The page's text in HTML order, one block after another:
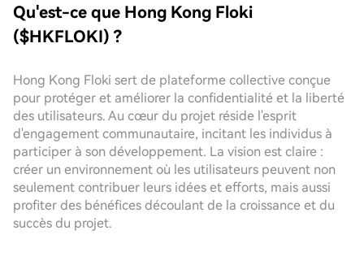
Qu'est-ce que Hong Kong Floki
($HKFLOKI) ?
Hong Kong Floki sert de plateforme collective conçue
pour protéger et améliorer la confidentialité et la liberté
des utilisateurs. Au cœur du projet réside l'esprit
d'engagement communautaire, incitant les individus à
participer à son développement. La vision est claire :
créer un environnement où les utilisateurs peuvent non
seulement contribuer leurs idées et efforts, mais aussi
profiter des bénéfices découlant de la croissance et du
succès du projet.